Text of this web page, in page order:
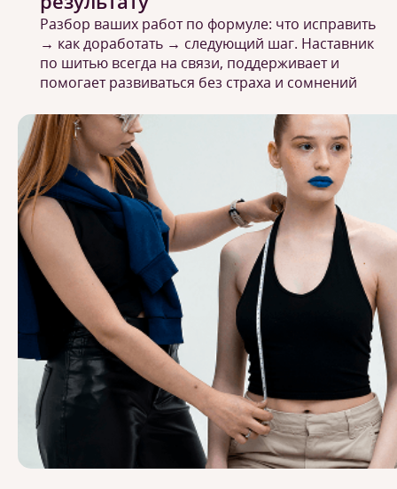
Разбор ваших работ по формуле: что исправить
→ как доработать → следующий шаг. Наставник
по шитью всегда на связи, поддерживает и
помогает развиваться без страха и сомнений